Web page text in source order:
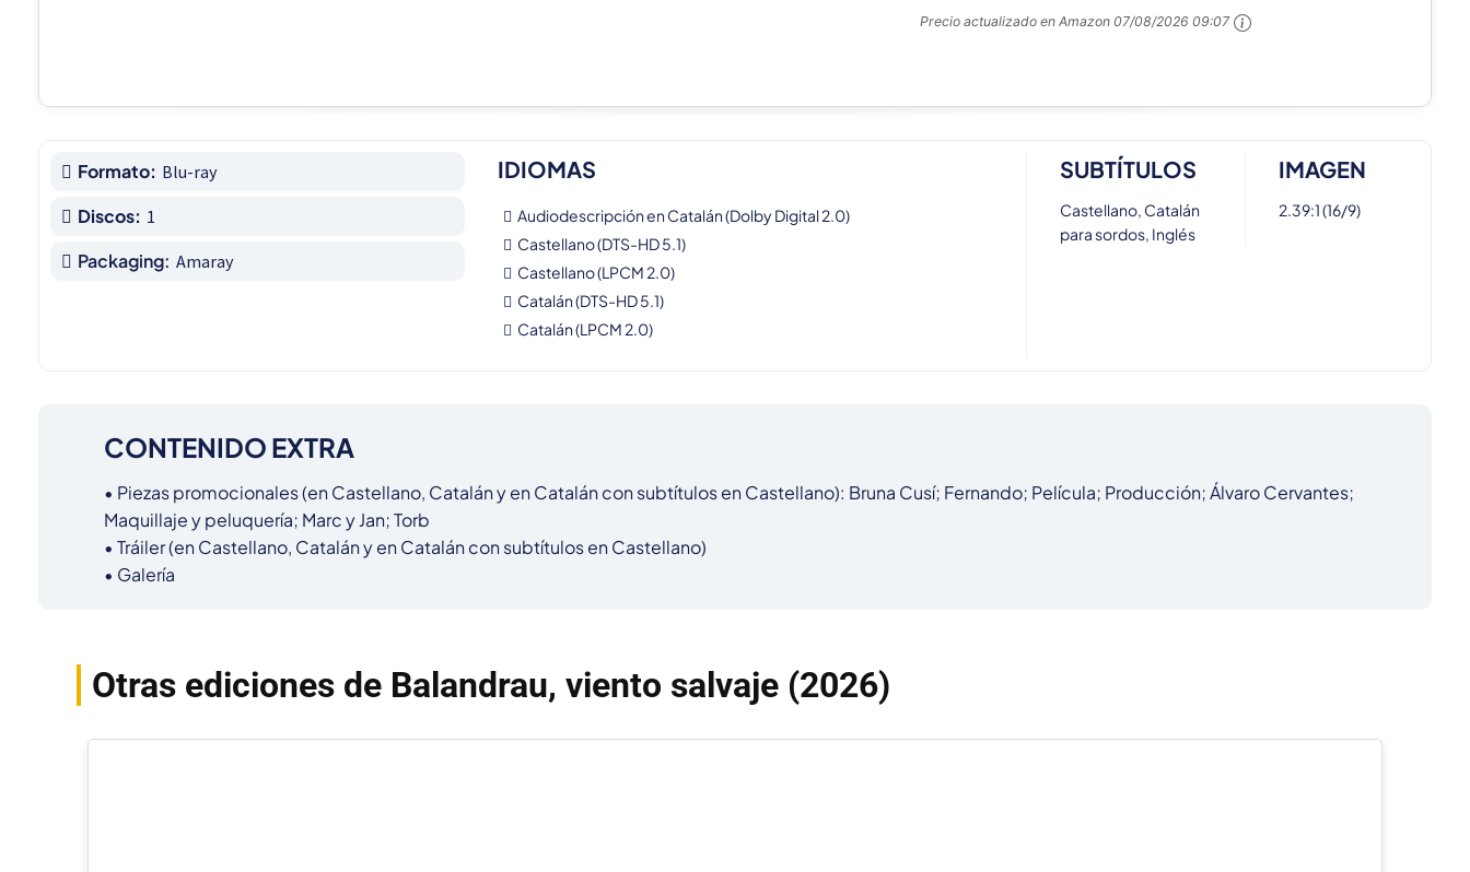
Precio actualizado en Amazon 07/08/2026 09:07
Formato: Blu-ray
Discos: 1
Packaging: Amaray
IDIOMAS
Audiodescripción en Catalán (Dolby Digital 2.0)
Castellano (DTS-HD 5.1)
Castellano (LPCM 2.0)
Catalán (DTS-HD 5.1)
Catalán (LPCM 2.0)
SUBTÍTULOS
Castellano, Catalán
para sordos, Inglés
IMAGEN
2.39:1 (16/9)
CONTENIDO EXTRA
• Piezas promocionales (en Castellano, Catalán y en Catalán con subtítulos en Castellano): Bruna Cusí; Fernando; Película; Producción; Álvaro Cervantes;
Maquillaje y peluquería; Marc y Jan; Torb
• Tráiler (en Castellano, Catalán y en Catalán con subtítulos en Castellano)
• Galería
Otras ediciones de Balandrau, viento salvaje (2026)